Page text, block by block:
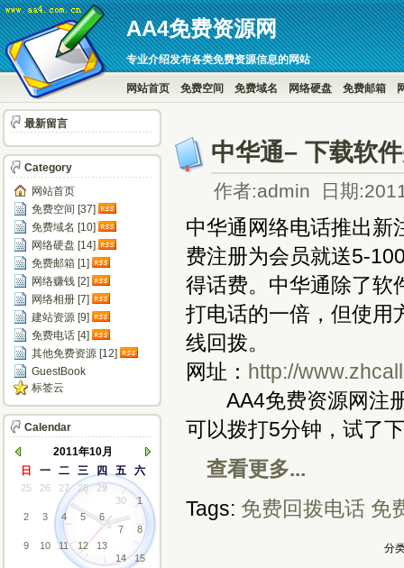
AA4免费资源网
专业介绍发布各类免费资源信息的网站
网站首页 免费空间 免费域名 网络硬盘 免费邮箱
中华通– 下载软
作者:admin 日期
中华通网络电话推出新
费注册为会员就送5-
得话费。中华通除了软
打电话的一倍，但使用
线回拨。
网址： http://
AA4免费资源网注册
可以拨打5分钟，试了
查看更多...
Tags: 免费回拨电话 免
分
最新留言
Category
网站首页
免费空间 [37]
免费域名 [10]
网络硬盘 [14]
免费邮箱 [1]
网络赚钱 [2]
网络相册 [7]
建站资源 [9]
免费电话 [4]
其他免费资源 [12]
GuestBook
标签云
Calendar
2011年10月
日
一 二 三 四 五 六
25 26 27 28
29
30
1
2
3 4 5
6
7
8
9
10 11 12
13
14
15